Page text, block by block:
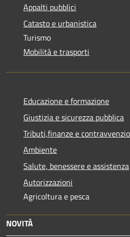
Appalti pubblici
Catasto e urbanistica
Turismo
Mobilità e trasporti
Educazione e formazione
Giustizia e sicurezza pubblica
Tributi,finanze e
Ambiente
Salute, benessere e assistenza
Autorizzazioni
Agricoltura e pesca
NOVITÀ